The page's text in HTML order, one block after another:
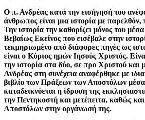
Ο π. Ανδρέας κατά την εισήγησή του
άνθρωπος είναι μια ιστορία με παρελθόν,
Την ιστορία την καθορίζει μόνος του
Βεβαίως Εκείνος που εισέβαλε στην
τεκμηριωμένο από διάφορες πηγές ως
είναι ο Κύριος ημών Ιησούς Χριστός.
την ιστορία στα δύο, σε προ Χριστού και
Ανδρέας στη συνέχεια αναφέρθηκε με
βιβλίο των Πράξεων των Αποστόλων
καταδεικνύεται η ίδρυση της
την Πεντηκοστή και μετέπειτα, καθώς
Αποστόλων στην οργάνωσή της.